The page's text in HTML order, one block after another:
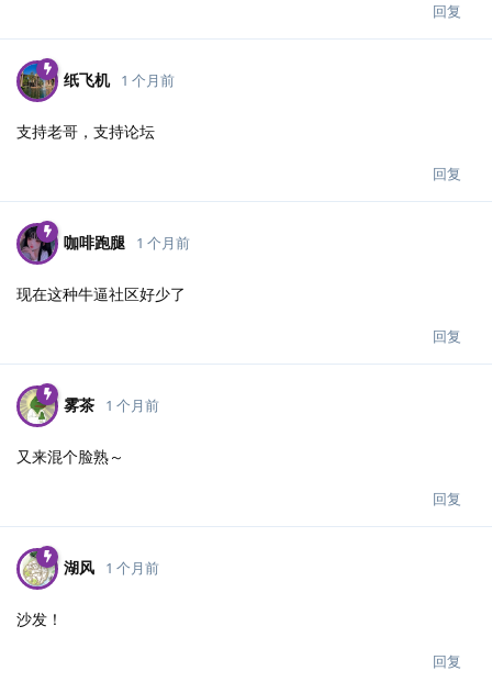
回复
纸飞机 1 个月前
支持老哥，支持论坛
回复
咖啡跑腿 1 个月前
现在这种牛逼社区好少了
回复
雾茶 1 个月前
又来混个脸熟～
回复
湖风 1 个月前
沙发！
回复